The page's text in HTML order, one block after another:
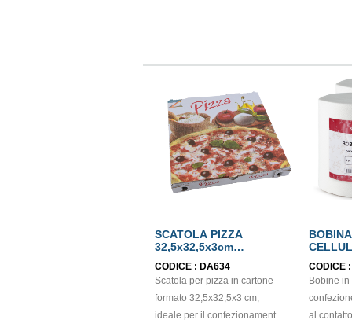
SCATOLA PIZZA
32,5x32,5x3cm
CODICE : DA634
Scatola per pizza in cartone
formato 32,5x32,5x3 cm,
ideale per il confezionamento
CODICE :
Bobine in
al